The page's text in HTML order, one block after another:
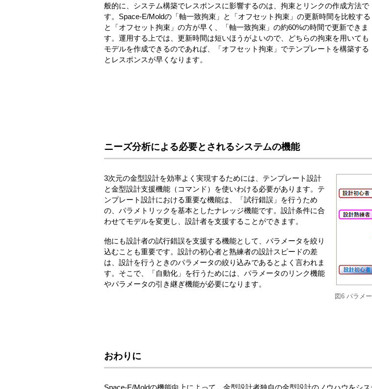
般的に、システム構築でレスポンスに影響するのは、拘束とリンクの作成方法で
す。Space-E/Moldの「軸一致拘束」と「オフセット拘束」の更新時間を比較する
と「オフセット拘束」の方が早く、「軸一致拘束」の約60%の時間で更新できま
す。運用する上では、更新時間は短いほうがよいので、どちらの拘束を用いても
モデルを作成できるのであれば、「オフセット拘束」でテンプレートを構築する
とレスポンスが早くなります。
ニーズ分析による必要とされるシステムの機能
図6 パラメ
3次元の金型設計を効率よく実現するためには、テンプレート設計
と金型設計支援機能（コマンド）を使いわける必要があります。テ
ンプレート設計における重要な機能は、「試行錯誤」を行うため
の、パラメトリックを基本としたナレッジ機能です。設計条件に合
わせてモデルを変更し、設計者を支援することができます。
他にも設計者の試行錯誤を支援する機能として、パラメータを絞り
込むことも重要です。設計の初心者と熟練者の設計スピードの差
は、設計を行うときのパラメータの絞り込みであるとよく言われま
す。そこで、「自動化」を行うためには、パラメータのリンク機能
やパラメータの引き継ぎ機能が必要になります。
おわりに